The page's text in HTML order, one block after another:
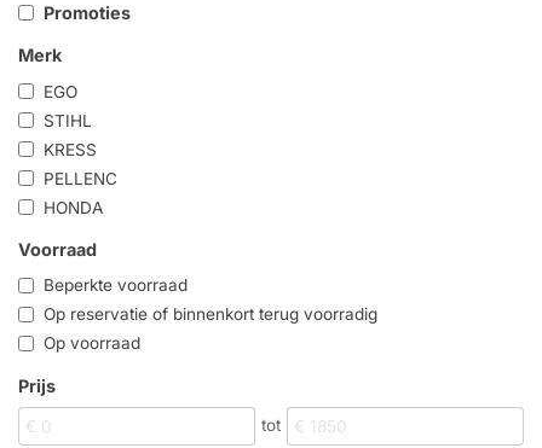
Promoties
Merk
EGO
STIHL
KRESS
PELLENC
HONDA
Voorraad
Beperkte voorraad
Op reservatie of binnenkort terug voorradig
Op voorraad
Prijs
tot